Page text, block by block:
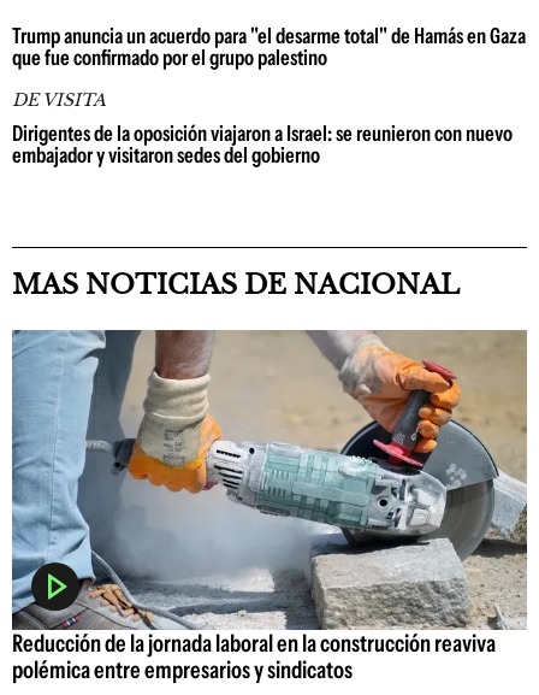
Trump anuncia un acuerdo para "el desarme total" de Hamás en Gaza
que fue confirmado por el grupo palestino
DE VISITA
Dirigentes de la oposición viajaron a Israel: se reunieron con nuevo
embajador y visitaron sedes del gobierno
MAS NOTICIAS DE NACIONAL
Reducción de la jornada laboral en la construcción reaviva
polémica entre empresarios y sindicatos